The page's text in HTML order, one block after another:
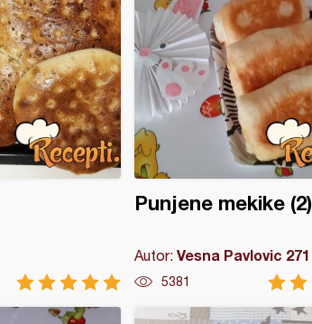
Punjene mekike (2)
Autor:Vesna Pavlovic 271
5381